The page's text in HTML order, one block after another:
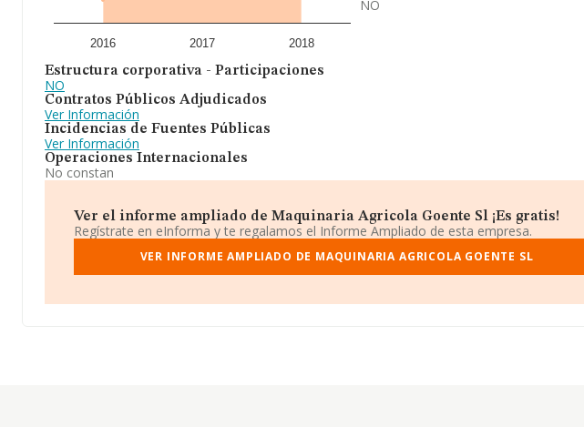
2016 2017 2018
Estructura corporativa - Participaciones
NO
Contratos Públicos Adjudicados
Ver Información
Incidencias de Fuentes Públicas
Ver Información
Operaciones Internacionales
No constan
NO
Ver el informe ampliado de Maquinaria Agricola Goente Sl ¡Es gratis!
Regístrate en eInforma y te regalamos el Informe Ampliado de esta empresa.
VER INFORME AMPLIADO DE MAQUINARIA AGRICOLA GOENTE SL